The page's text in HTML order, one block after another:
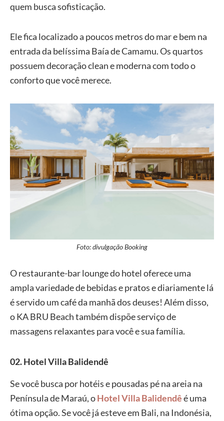
quem busca sofisticação.
Ele fica localizado a poucos metros do mar e bem na
entrada da belíssima Baía de Camamu. Os quartos
possuem decoração clean e moderna com todo o
conforto que você merece.
Foto: divulgação Booking
O restaurante-bar lounge do hotel oferece uma
ampla variedade de bebidas e pratos e diariamente lá
é servido um café da manhã dos deuses! Além disso,
o KA BRU Beach também dispõe serviço de
massagens relaxantes para você e sua família.
02. Hotel Villa Balidendê
Se você busca por hotéis e pousadas pé na areia na
Península de Maraú, oHotel Villa Balidendêé uma
ótima opção. Se você já esteve em Bali, na Indonésia,